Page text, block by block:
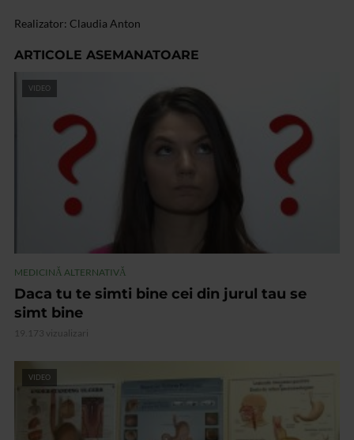
Realizator: Claudia Anton
ARTICOLE ASEMANATOARE
VIDEO
MEDICINĂ ALTERNATIVĂ
Daca tu te simti bine cei din jurul tau se
simt bine
19.173 vizualizari
VIDEO